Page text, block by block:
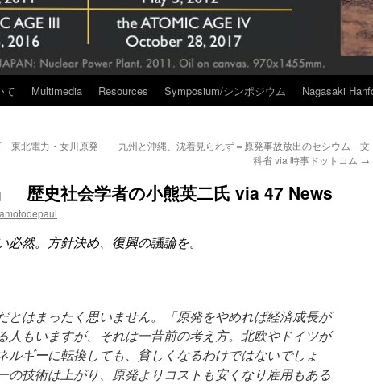
て Multimedia Resources Symposium/シンポジウム Nagasaki
東北電力・女川原発
九州と沖縄、沈着見られず＝原発事故放出のセシウム－文
科省 via 時事ドットコム →
歴史社会学者の小熊英二氏 via 47 News
必然。方針決め、復興の議論を。
とはまったく思いません。「原発をやめれば経済成長が
人もいますが、それは一昔前の考え方。北欧やドイツが
ルギーに転換しても、貧しくなるわけではないでしょ
の技術は上がり、原発よりコストも安くなり雇用もある